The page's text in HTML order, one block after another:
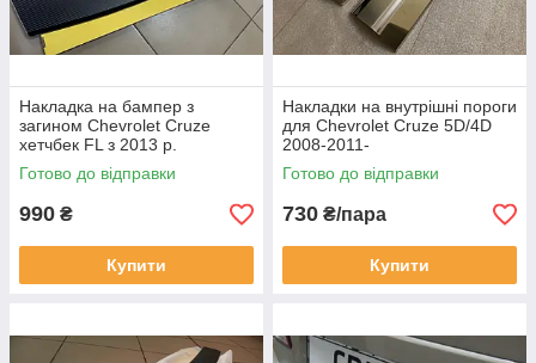
Накладка на бампер з
загином Chevrolet Cruze
хетчбек FL з 2013 р.
(Nataniko Carbon)
Готово до відправки
990 ₴
Купити
Накладки на внутрішні пороги
для Chevrolet Cruze 5D/4D
2008-2011-
Готово до відправки
730 ₴/пара
Купити